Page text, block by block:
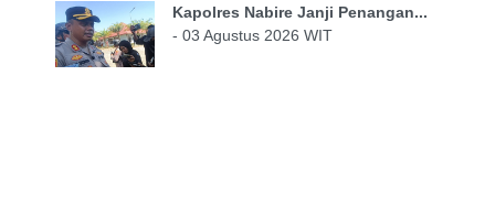
Kapolres Nabire Janji Penangan...
- 03 Agustus 2026 WIT